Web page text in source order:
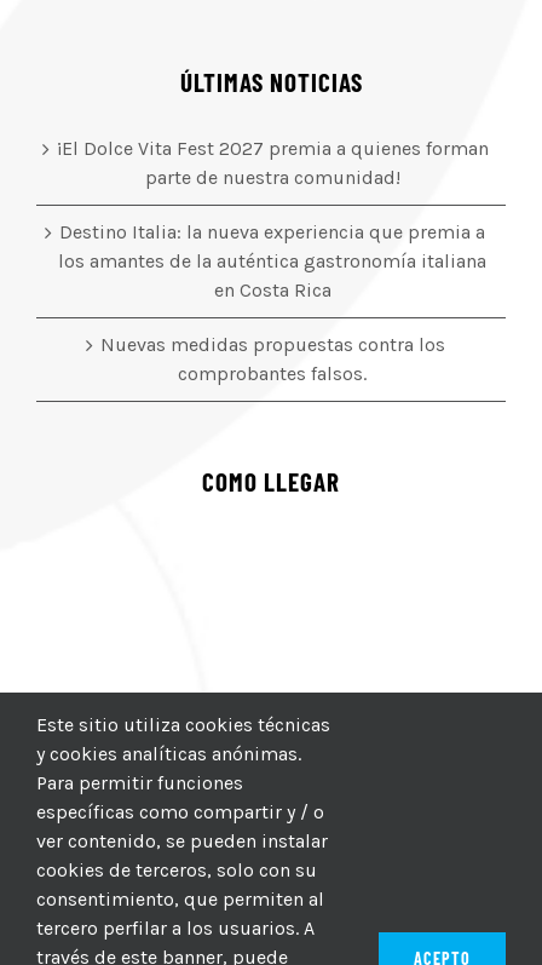
ÚLTIMAS NOTICIAS
¡El Dolce Vita Fest 2027 premia a quienes forman
parte de nuestra comunidad!
Destino Italia: la nueva experiencia que premia a
los amantes de la auténtica gastronomía italiana
en Costa Rica
Nuevas medidas propuestas contra los
comprobantes falsos.
COMO LLEGAR
Este sitio utiliza cookies técnicas
y cookies analíticas anónimas.
Para permitir funciones
específicas como compartir y / o
ver contenido, se pueden instalar
cookies de terceros, solo con su
consentimiento, que permiten al
tercero perfilar a los usuarios. A
través de este banner, puede
ACEPTO